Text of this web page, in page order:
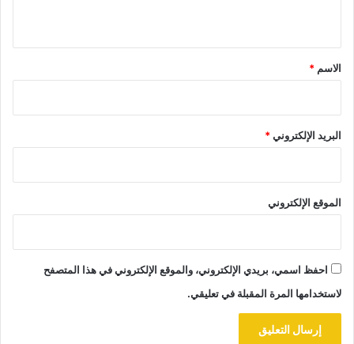
*
الاسم *
البريد الإلكتروني*
الموقع الإلكتروني
احفظ اسمي، بريدي الإلكتروني، والموقع الإلكتروني في هذا المتصفح
لاستخدامها المرة المقبلة في تعليقي.